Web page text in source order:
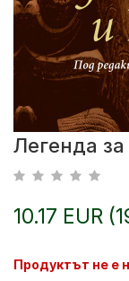
Легенда
10.17 EUR
Продуктът не е